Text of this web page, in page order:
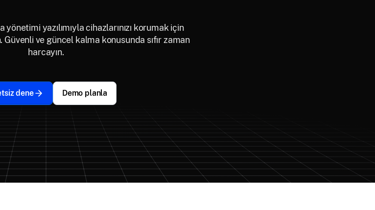
yazılımıyla cihazlarınızı korumak için
ve güncel kalma konusunda sıfır zaman
harcayın.
dene Demo planla